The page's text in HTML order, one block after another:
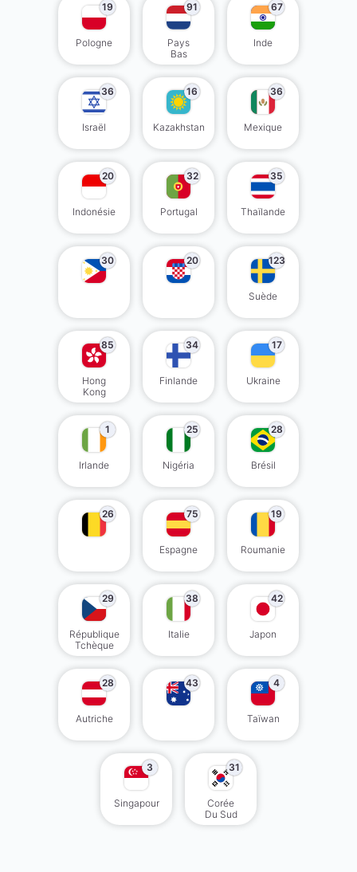
19
Pologne
91
Pays
Bas
67
Inde
36
Israël
16
Kazakhstan
36
Mexique
20
Indonésie
32
Portugal
35
Thaïlande
30 20 123
Suède
85
Hong
Kong
34
Finlande
17
Ukraine
1
Irlande
25
Nigéria
28
Brésil
26 75
Espagne
19
Roumanie
29
République
Tchèque
38
Italie
42
Japon
28
Autriche
43 4
Taïwan
3
Singapour
31
Corée
Du Sud